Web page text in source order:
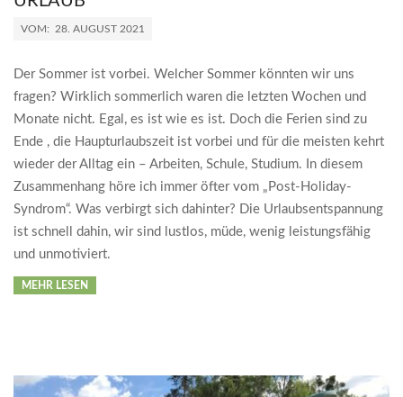
2021-
28
VOM: 28. AUGUST 2021
Der Sommer ist vorbei. Welcher Sommer könnten wir uns
fragen? Wirklich sommerlich waren die letzten Wochen und
Monate nicht. Egal, es ist wie es ist. Doch die Ferien sind zu
Ende , die Haupturlaubszeit ist vorbei und für die meisten kehrt
wieder der Alltag ein – Arbeiten, Schule, Studium. In diesem
Zusammenhang höre ich immer öfter vom „Post-Holiday-
Syndrom“. Was verbirgt sich dahinter? Die Urlaubsentspannung
ist schnell dahin, wir sind lustlos, müde, wenig leistungsfähig
und unmotiviert.
MEHR LESEN